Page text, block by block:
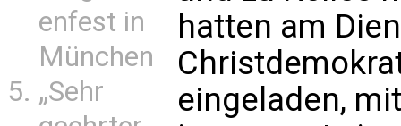
enfest in
München
„Sehr
hatten am
eingeladen,